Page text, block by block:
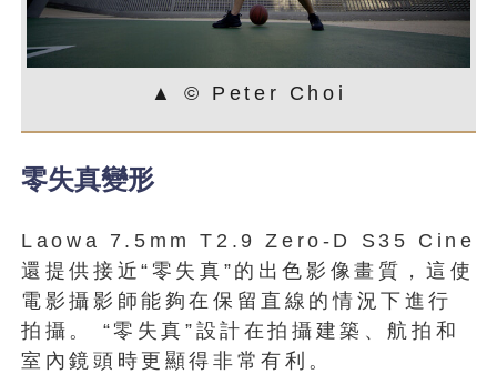
▲ © Peter Choi
零失真變形
Laowa 7.5mm T2.9 Zero-D S35 Cine
還提供接近“零失真”的出色影像畫質，這使
電影攝影師能夠在保留直線的情況下進行
拍攝。 “零失真”設計在拍攝建築、航拍和
室內鏡頭時更顯得非常有利。